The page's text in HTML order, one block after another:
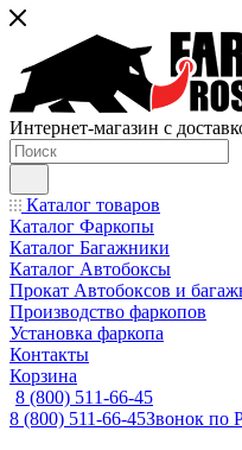
Интернет-магазин с
Каталог товаров
Каталог Фаркопы
Каталог Багажники
Каталог Автобоксы
Прокат Автобоксов и
Производство фаркопов
Установка фаркопа
Контакты
Корзина
8 (800) 511-66-45
8 (800) 511-66-45Звонок по